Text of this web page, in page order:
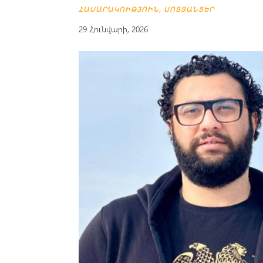
ՀԱՍԱՐԱԿՈՒԹՅՈՒՆ, ՍՈՑՑԱՆՑԵՐ
29 Հունվարի, 2026